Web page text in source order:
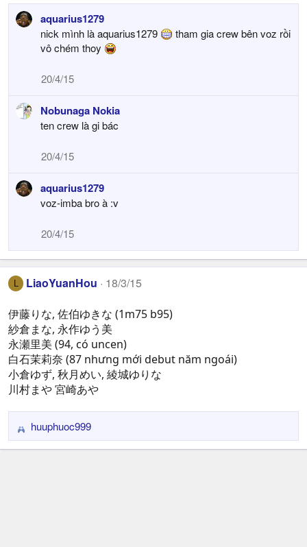
aquarius1279
nick mình là aquarius1279
tham gia crew bên voz rồi
vô chém thoy
20/4/15
Nobunaga Nokia
ten crew là gi bác
20/4/15
aquarius1279
voz-imba bro à :v
20/4/15
L LiaoYuanHou 18/3/15
伊藤りな, 佐伯ゆきな (1m75 b95)
紗倉まな, 永作ゆう美
永瀬里美 (94, có uncen)
白石茉莉奈 (87 nhưng mới debut năm ngoái)
小倉ゆず, 秋月めい, 綾城ゆりな
川村まや 宮崎あや
R
e
huuphuoc999